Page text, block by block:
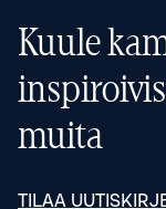
Kuule
muita
TILAA